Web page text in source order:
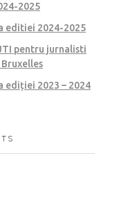
2025
editiei 2024-2025
pentru jurnalisti
ediției 2023 – 2024